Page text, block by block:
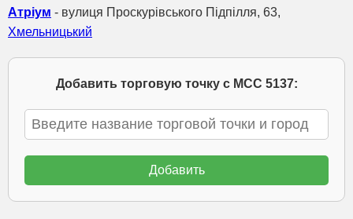
Атріум - вулиця Проскурівського Підпілля, 63,
Хмельницький
Добавить торговую точку с МСС 5137: